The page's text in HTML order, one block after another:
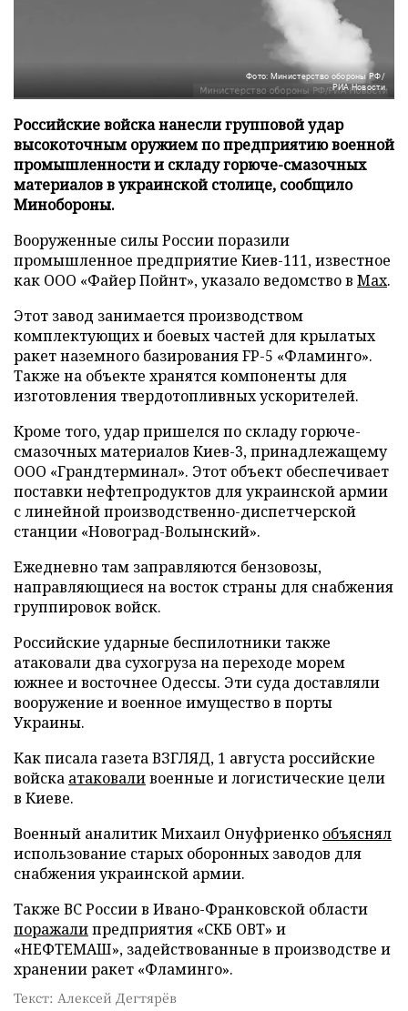
Фото: Министерство обороны РФ/
РИА Новости
Российские войска нанесли групповой удар
высокоточным оружием по предприятию военной
промышленности и складу горюче-смазочных
материалов в украинской столице, сообщило
Минобороны.
Вооруженные силы России поразили
промышленное предприятие Киев-111, известное
как ООО «Файер Пойнт», указало ведомство в Max.
Этот завод занимается производством
комплектующих и боевых частей для крылатых
ракет наземного базирования FP-5 «Фламинго».
Также на объекте хранятся компоненты для
изготовления твердотопливных ускорителей.
Кроме того, удар пришелся по складу горюче-
смазочных материалов Киев-3, принадлежащему
ООО «Грандтерминал». Этот объект обеспечивает
поставки нефтепродуктов для украинской армии
с линейной производственно-диспетчерской
станции «Новоград-Волынский».
Ежедневно там заправляются бензовозы,
направляющиеся на восток страны для снабжения
группировок войск.
Российские ударные беспилотники также
атаковали два сухогруза на переходе морем
южнее и восточнее Одессы. Эти суда доставляли
вооружение и военное имущество в порты
Украины.
Как писала газета ВЗГЛЯД, 1 августа российские
войска атаковаливоенные и логистические цели
в Киеве.
Военный аналитик Михаил Онуфриенко объяснял
использование старых оборонных заводов для
снабжения украинской армии.
Также ВС России в Ивано-Франковской области
поражалипредприятия «СКБ ОВТ» и
«НЕФТЕМАШ», задействованные в производстве и
хранении ракет «Фламинго».
Текст: Алексей Дегтярёв